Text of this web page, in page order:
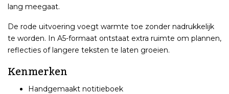
lang meegaat.
De rode uitvoering voegt warmte toe zonder nadrukkelijk
te worden. In A5-formaat ontstaat extra ruimte om plannen,
reflecties of langere teksten te laten groeien.
Kenmerken
Handgemaakt notitieboek